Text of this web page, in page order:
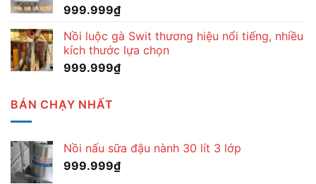
999.999₫
Nồi luộc gà Swit thương hiệu nổi tiếng, nhiều
kích thước lựa chọn
999.999₫
BÁN CHẠY NHẤT
Nồi nấu sữa đậu nành 30 lít 3 lớp
999.999₫